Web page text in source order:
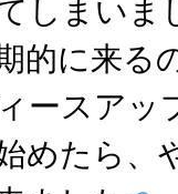
しまいま
的に来る
ースアッ
めたら、